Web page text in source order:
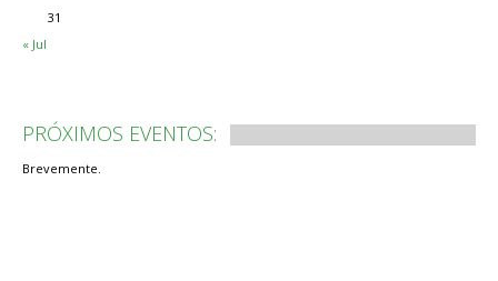
31
« Jul
PRÓXIMOS EVENTOS:
Brevemente.